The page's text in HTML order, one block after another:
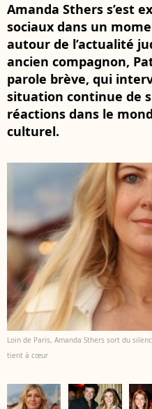
Amanda Sthers s’est
sociaux dans un
autour de l’actualité
ancien compagnon,
parole brève, qui
situation continue de
réactions dans le
culturel.
Loin de Paris, Amanda Sthers sort du
tient à cœur